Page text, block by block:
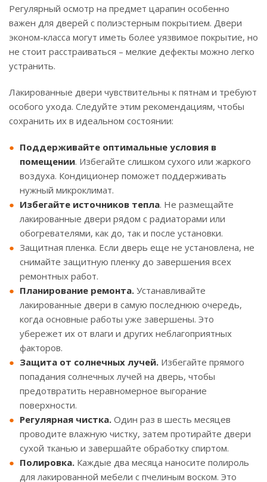
Регулярный осмотр на предмет царапин особенно
важен для дверей с полиэстерным покрытием. Двери
эконом-класса могут иметь более уязвимое покрытие, но
не стоит расстраиваться – мелкие дефекты можно легко
устранить.
Лакированные двери чувствительны к пятнам и требуют
особого ухода. Следуйте этим рекомендациям, чтобы
сохранить их в идеальном состоянии:
Поддерживайте оптимальные условия в
помещении. Избегайте слишком сухого или жаркого
воздуха. Кондиционер поможет поддерживать
нужный микроклимат.
Избегайте источников тепла. Не размещайте
лакированные двери рядом с радиаторами или
обогревателями, как до, так и после установки.
Защитная пленка. Если дверь еще не установлена, не
снимайте защитную пленку до завершения всех
ремонтных работ.
Планирование ремонта. Устанавливайте
лакированные двери в самую последнюю очередь,
когда основные работы уже завершены. Это
убережет их от влаги и других неблагоприятных
факторов.
Защита от солнечных лучей. Избегайте прямого
попадания солнечных лучей на дверь, чтобы
предотвратить неравномерное выгорание
поверхности.
Регулярная чистка. Один раз в шесть месяцев
проводите влажную чистку, затем протирайте двери
сухой тканью и завершайте обработку спиртом.
Полировка. Каждые два месяца наносите полироль
для лакированной мебели с пчелиным воском. Это